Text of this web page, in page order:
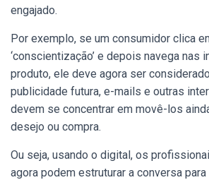
engajado.
Por exemplo, se um consumidor clica
‘conscientização’ e depois navega nas
produto, ele deve agora ser considerado
publicidade futura, e-mails e outras
devem se concentrar em movê-los
desejo ou compra.
Ou seja, usando o digital, os
agora podem estruturar a conversa